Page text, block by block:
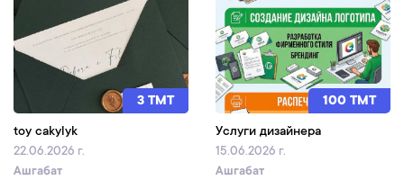
3 TMT
toy cakylyk
22.06.2026 г.
Ашгабат
100 TMT
Услуги дизайнера
15.06.2026 г.
Ашгабат